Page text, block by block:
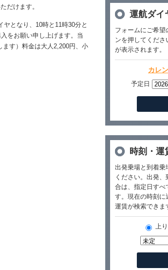
だけます。
となり、10時と11時30分と
をお願い申し上げます。当
ます）料金は大人2,200円、小
運航ダイ
フォームにご希望
ンを押してくださ
が表示されます。
カレ
予定日
時刻・運
出発乗場と到着乗
ください。出発
合は、指定日すべ
す。現在の時刻に
運賃が検索できま
上り